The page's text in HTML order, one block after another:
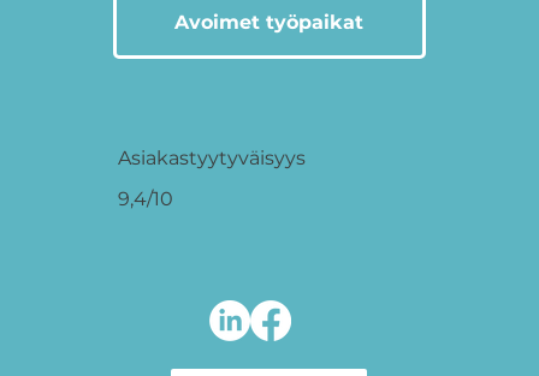
Avoimet työpaikat
Asiakastyytyväisyys
9,4/10